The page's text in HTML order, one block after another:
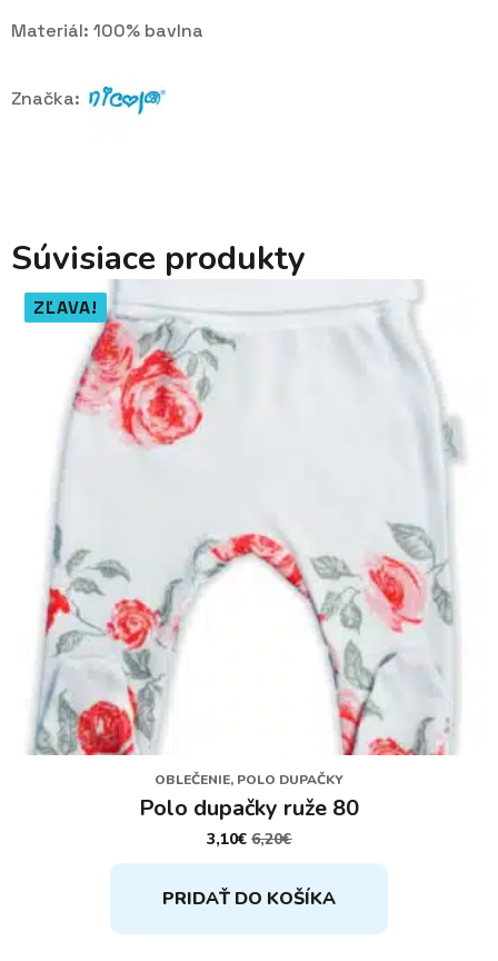
Materiál: 100% bavlna
Značka:
Súvisiace produkty
ZĽAVA!
OBLEČENIE, POLO DUPAČKY
Polo dupačky ruže 80
6,20€
PÔVODNÁ
CENA
6,20€.
3,10€ AKTUÁLNA
CENA
3,10€.
PRIDAŤ DO KOŠÍKA